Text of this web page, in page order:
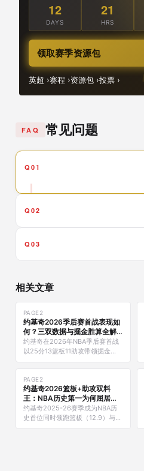
12
DAYS
21
HRS
领取赛季资源包
英超 ›赛程 ›资源包 ›投票 ›
FAQ 常见问题
Q01
Q02
Q03
相关文章
PAGE2
约基奇2026季后赛首战表现如
何？三双数据与掘金胜算全解
析
约基奇在2026年NBA季后赛首战
以25分13篮板11助攻带领掘金
116-105击败森林狼，完成职业第
22次季后赛三双。本文解析核心
数据、历史对比与掘金系列赛胜
算。
PAGE2
约基奇2026篮板+助攻双料
王：NBA历史第一为何屈居
MVP第二？
约基奇2025-26赛季成为NBA历
史首位同时领跑篮板（12.9）与助
攻（10.7）的球员，却以11票对88